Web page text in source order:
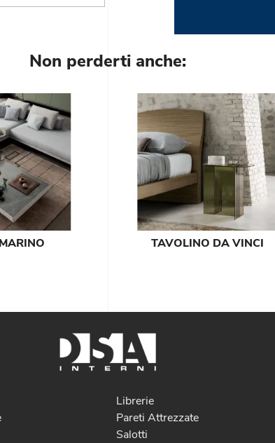
Non perderti anche:
TAVOLINO DA VINCI
Librerie
Pareti Attrezzate
Salotti